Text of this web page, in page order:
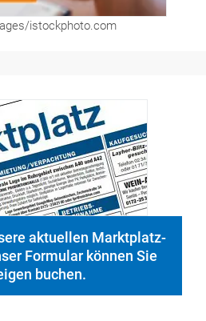
istockphoto.com
aktuellen Marktplatz-
Formular können Sie
buchen.